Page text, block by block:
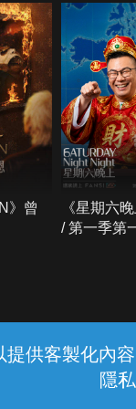
供客製化內
隱
》曾
《星期六
/ 第一季第